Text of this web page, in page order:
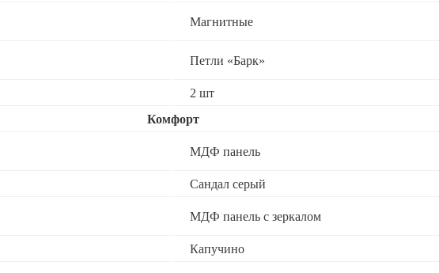
Магнитные
Петли «Барк»
2 шт
Комфорт
МДФ панель
Сандал серый
МДФ панель с зеркалом
Капучино